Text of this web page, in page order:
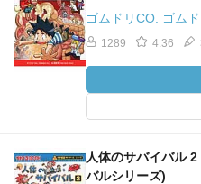
ゴムドリCO. ゴムド
1289 4.36
人体のサバイバル
バルシリーズ)